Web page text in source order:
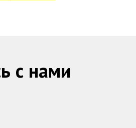
с нами